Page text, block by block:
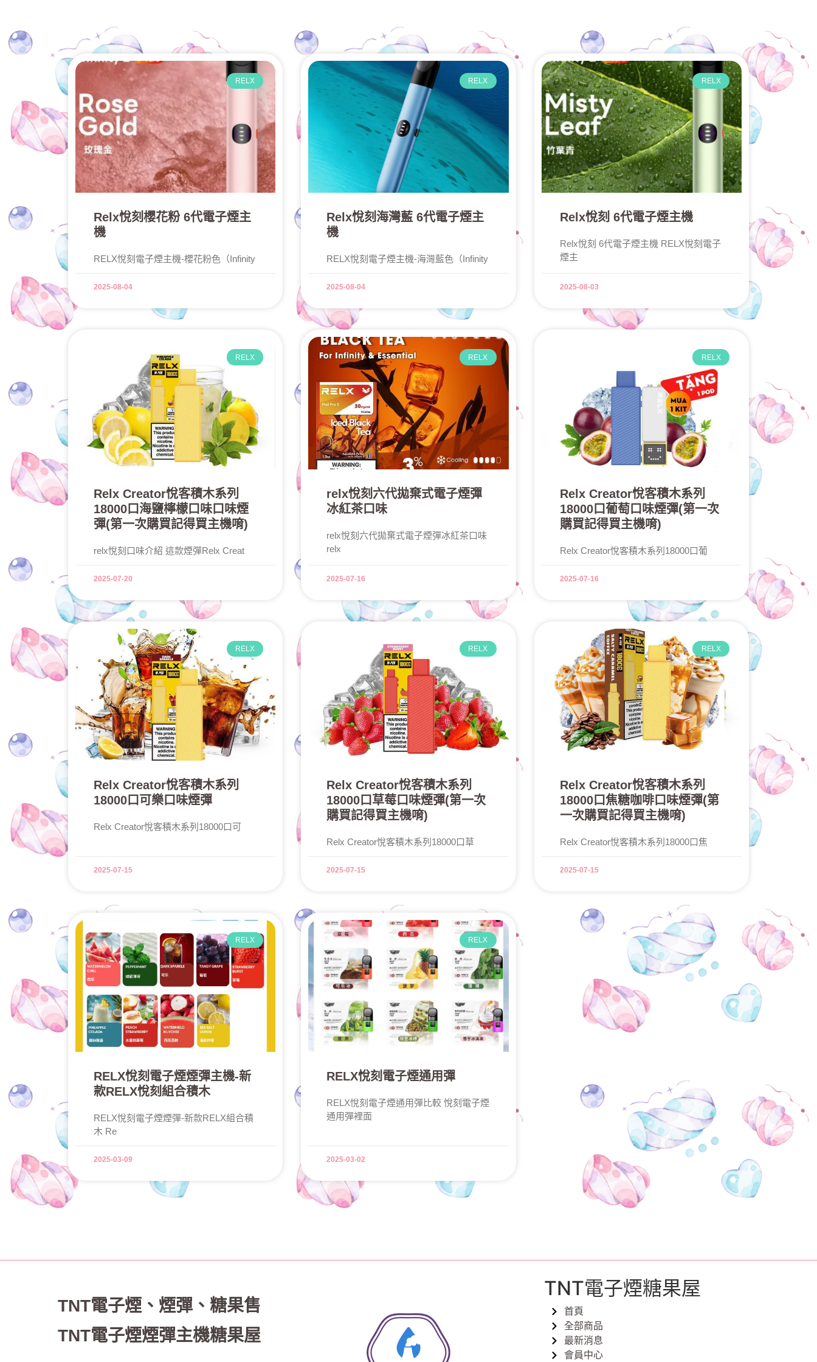
RELX
Relx悅刻櫻花粉 6代電子煙主
機
RELX悅刻電子煙主機-櫻花粉色（Infinity
2025-08-04
RELX
Relx悅刻海灣藍 6代電子煙主
機
RELX悅刻電子煙主機-海灣藍色（Infinity
2025-08-04
RELX
Relx悅刻 6代電子煙主機
Relx悅刻 6代電子煙主機 RELX悅刻電子
煙主
2025-08-03
RELX
Relx Creator悅客積木系列
18000口海鹽檸檬口味口味煙
彈(第一次購買記得買主機唷)
relx悅刻口味介紹 這款煙彈Relx Creat
2025-07-20
RELX
relx悅刻六代拋棄式電子煙彈
冰紅茶口味
relx悅刻六代拋棄式電子煙彈冰紅茶口味
relx
2025-07-16
RELX
Relx Creator悅客積木系列
18000口葡萄口味煙彈(第一次
購買記得買主機唷)
Relx Creator悅客積木系列18000口葡
2025-07-16
RELX
Relx Creator悅客積木系列
18000口可樂口味煙彈
Relx Creator悅客積木系列18000口可
2025-07-15
RELX
Relx Creator悅客積木系列
18000口草莓口味煙彈(第一次
購買記得買主機唷)
Relx Creator悅客積木系列18000口草
2025-07-15
RELX
Relx Creator悅客積木系列
18000口焦糖咖啡口味煙彈(第
一次購買記得買主機唷)
Relx Creator悅客積木系列18000口焦
2025-07-15
RELX
RELX悅刻電子煙煙彈主機-新
款RELX悅刻組合積木
RELX悅刻電子煙煙彈-新款RELX組合積
木 Re
2025-03-09
RELX
RELX悅刻電子煙通用彈
RELX悅刻電子煙通用彈比較 悅刻電子煙
通用彈裡面
2025-03-02
TNT電子煙、 煙彈、糖果售
TNT電子煙煙彈主機糖果屋
TNT電子煙糖果屋
首頁
全部商品
最新消息
會員中心